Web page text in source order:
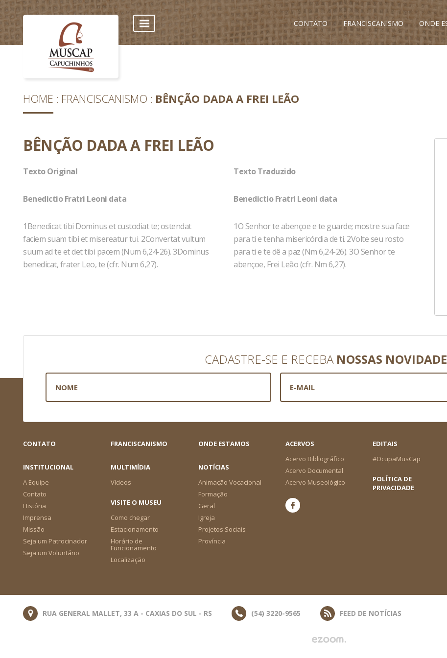
CONTATO FRANCISCANISMO ONDE
HOME FRANCISCANISMO BÊNÇÃO DADA A FREI LEÃO
BÊNÇÃO DADA A FREI LEÃO
Texto Original
Benedictio Fratri Leoni data
1Benedicat tibi Dominus et custodiat te; ostendat
faciem suam tibi et misereatur tui. 2Convertat vultum
suum ad te et det tibi pacem (Num 6,24-26). 3Dominus
benedicat, frater Leo, te (cfr. Num 6,27).
Texto Traduzido
Benedictio Fratri Leoni data
1O Senhor te abençoe e te guarde; mostre sua face
para ti e tenha misericórdia de ti. 2Volte seu rosto
para ti e te dê a paz (Nm 6,24-26). 3O Senhor te
abençoe, Frei Leão (cfr. Nm 6,27).
CADASTRE-SE E RECEBA NOSSAS
CONTATO FRANCISCANISMO ONDE ESTAMOS
ACERVOS
Acervo Bibliográfico
Acervo Documental
Acervo Museológico
EDITAIS
#OcupaMusCap
INSTITUCIONAL
A Equipe
Contato
História
Imprensa
Missão
Seja um Patrocinador
Seja um Voluntário
MULTIMÍDIA
Vídeos
NOTÍCIAS
Animação Vocacional
Formação
Geral
Igreja
Projetos Sociais
Província
POLÍTICA DE
PRIVACIDADE
VISITE O MUSEU
Como chegar
Estacionamento
Horário de
Funcionamento
Localização
RUA GENERAL MALLET, 33 A - CAXIAS DO SUL - RS (54) 3220-9565 FEED DE NOTÍCIAS